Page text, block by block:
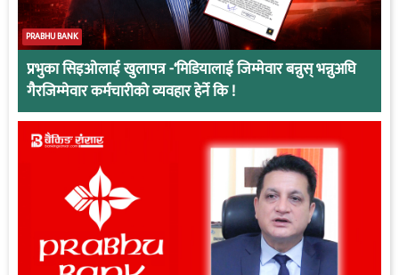
PRABHU BANK
प्रभुका सिइओलाई खुलापत्र -‘मिडियालाई जिम्मेवार बन्नुस् भन्नुअघि
गैरजिम्मेवार कर्मचारीको व्यवहार हेर्ने कि !